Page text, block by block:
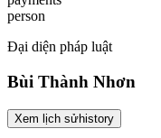
person
Đại diện pháp luật
Bùi Thành Nhơn
Xem lịch sửhistory